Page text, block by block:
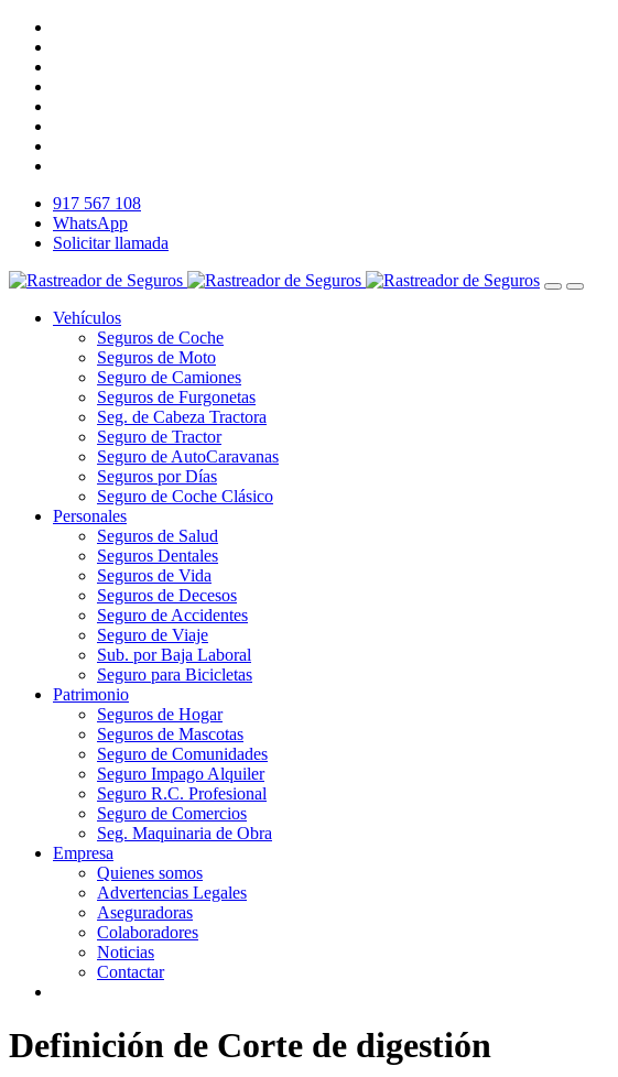
917 567 108
WhatsApp
Solicitar llamada
Vehículos
Seguros de Coche
Seguros de Moto
Seguro de Camiones
Seguros de Furgonetas
Seg. de Cabeza Tractora
Seguro de Tractor
Seguro de AutoCaravanas
Seguros por Días
Seguro de Coche Clásico
Personales
Seguros de Salud
Seguros Dentales
Seguros de Vida
Seguros de Decesos
Seguro de Accidentes
Seguro de Viaje
Sub. por Baja Laboral
Seguro para Bicicletas
Patrimonio
Seguros de Hogar
Seguros de Mascotas
Seguro de Comunidades
Seguro Impago Alquiler
Seguro R.C. Profesional
Seguro de Comercios
Seg. Maquinaria de Obra
Empresa
Quienes somos
Advertencias Legales
Aseguradoras
Colaboradores
Noticias
Contactar
Definición de Corte de digestión